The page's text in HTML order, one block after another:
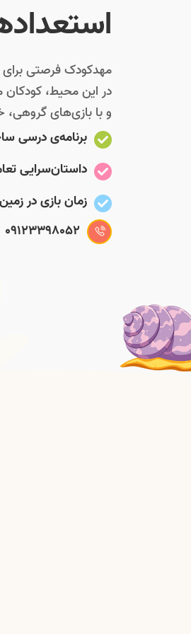
مهدکودک فرصتی
در این محیط، کودکان
و با بازی‌های
برنامه‌ی درسی
داستان‌سرایی
زمان بازی در
09123398052